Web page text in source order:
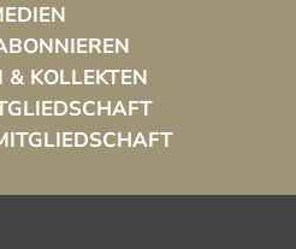
& KOLLEKTEN